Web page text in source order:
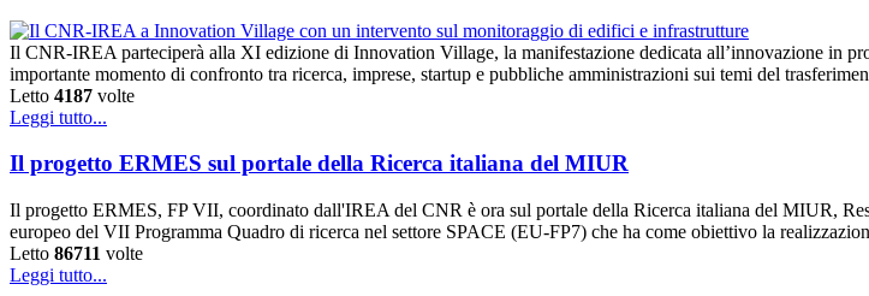
Il CNR-IREA parteciperà alla XI edizione di Innovation Village, la manifestazione dedicata all’innovazione in
importante momento di confronto tra ricerca, imprese, startup e pubbliche amministrazioni sui temi del
Letto 4187 volte
Leggi tutto...
Il progetto ERMES sul portale della Ricerca italiana del MIUR
Il progetto ERMES, FP VII, coordinato dall'IREA del CNR è ora sul portale della Ricerca italiana del MIUR,
europeo del VII Programma Quadro di ricerca nel settore SPACE (EU-FP7) che ha come obiettivo la
Letto 86711 volte
Leggi tutto...